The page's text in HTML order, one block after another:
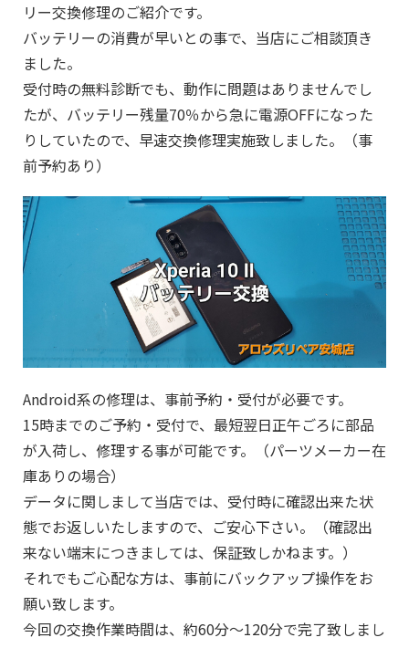
リー交換修理のご紹介です。
バッテリーの消費が早いとの事で、当店にご相談頂き
ました。
受付時の無料診断でも、動作に問題はありませんでし
たが、バッテリー残量70％から急に電源OFFになった
りしていたので、早速交換修理実施致しました。（事
前予約あり）
Android系の修理は、事前予約・受付が必要です。
15時までのご予約・受付で、最短翌日正午ごろに部品
が入荷し、修理する事が可能です。（パーツメーカー在
庫ありの場合）
データに関しまして当店では、受付時に確認出来た状
態でお返しいたしますので、ご安心下さい。（確認出
来ない端末につきましては、保証致しかねます。）
それでもご心配な方は、事前にバックアップ操作をお
願い致します。
今回の交換作業時間は、約60分～120分で完了致しまし